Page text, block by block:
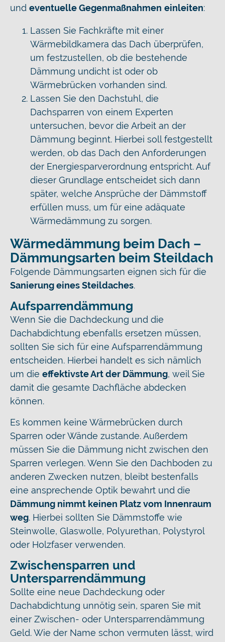
und eventuelle Gegenmaßnahmen einleiten:
Lassen Sie Fachkräfte mit einer
Wärmebildkamera das Dach überprüfen,
um festzustellen, ob die bestehende
Dämmung undicht ist oder ob
Wärmebrücken vorhanden sind.
Lassen Sie den Dachstuhl, die
Dachsparren von einem Experten
untersuchen, bevor die Arbeit an der
Dämmung beginnt. Hierbei soll festgestellt
werden, ob das Dach den Anforderungen
der Energiesparverordnung entspricht. Auf
dieser Grundlage entscheidet sich dann
später, welche Ansprüche der Dämmstoff
erfüllen muss, um für eine adäquate
Wärmedämmung zu sorgen.
Wärmedämmung beim Dach –
Dämmungsarten beim Steildach
Folgende Dämmungsarten eignen sich für die
Sanierung eines Steildaches.
Aufsparrendämmung
Wenn Sie die Dachdeckung und die
Dachabdichtung ebenfalls ersetzen müssen,
sollten Sie sich für eine Aufsparrendämmung
entscheiden. Hierbei handelt es sich nämlich
um die effektivste Art der Dämmung, weil Sie
damit die gesamte Dachfläche abdecken
können.
Es kommen keine Wärmebrücken durch
Sparren oder Wände zustande. Außerdem
müssen Sie die Dämmung nicht zwischen den
Sparren verlegen. Wenn Sie den Dachboden zu
anderen Zwecken nutzen, bleibt bestenfalls
eine ansprechende Optik bewahrt und die
Dämmung nimmt keinen Platz vom Innenraum
weg. Hierbei sollten Sie Dämmstoffe wie
Steinwolle, Glaswolle, Polyurethan, Polystyrol
oder Holzfaser verwenden.
Zwischensparren und
Untersparrendämmung
Sollte eine neue Dachdeckung oder
Dachabdichtung unnötig sein, sparen Sie mit
einer Zwischen- oder Untersparrendämmung
Geld. Wie der Name schon vermuten lässt, wird